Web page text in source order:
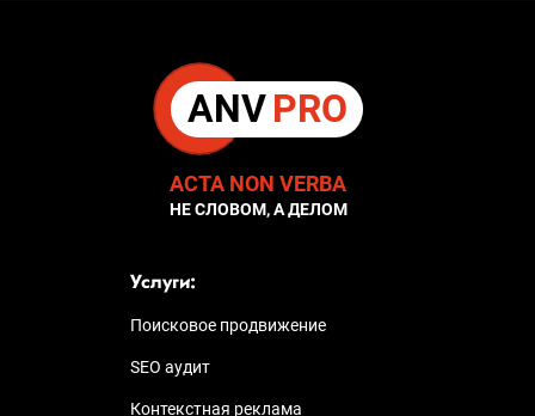
ANVPRO
ACTA NON VERBA
НЕ СЛОВОМ, А ДЕЛОМ
Услуги:
Поисковое продвижение
SEO аудит
Контекстная реклама